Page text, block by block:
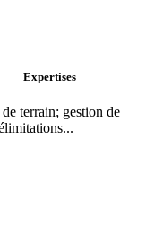
Expertises
terrain; gestion de